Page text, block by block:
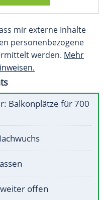
mir externe Inhalte
personenbezogene
werden. Mehr
Balkonplätze für 700
offen